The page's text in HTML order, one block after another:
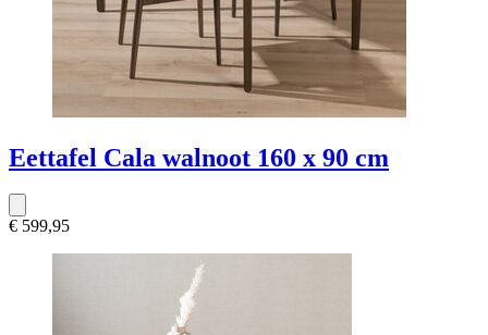
Eettafel Cala walnoot 160 x 90 cm
€ 599,95